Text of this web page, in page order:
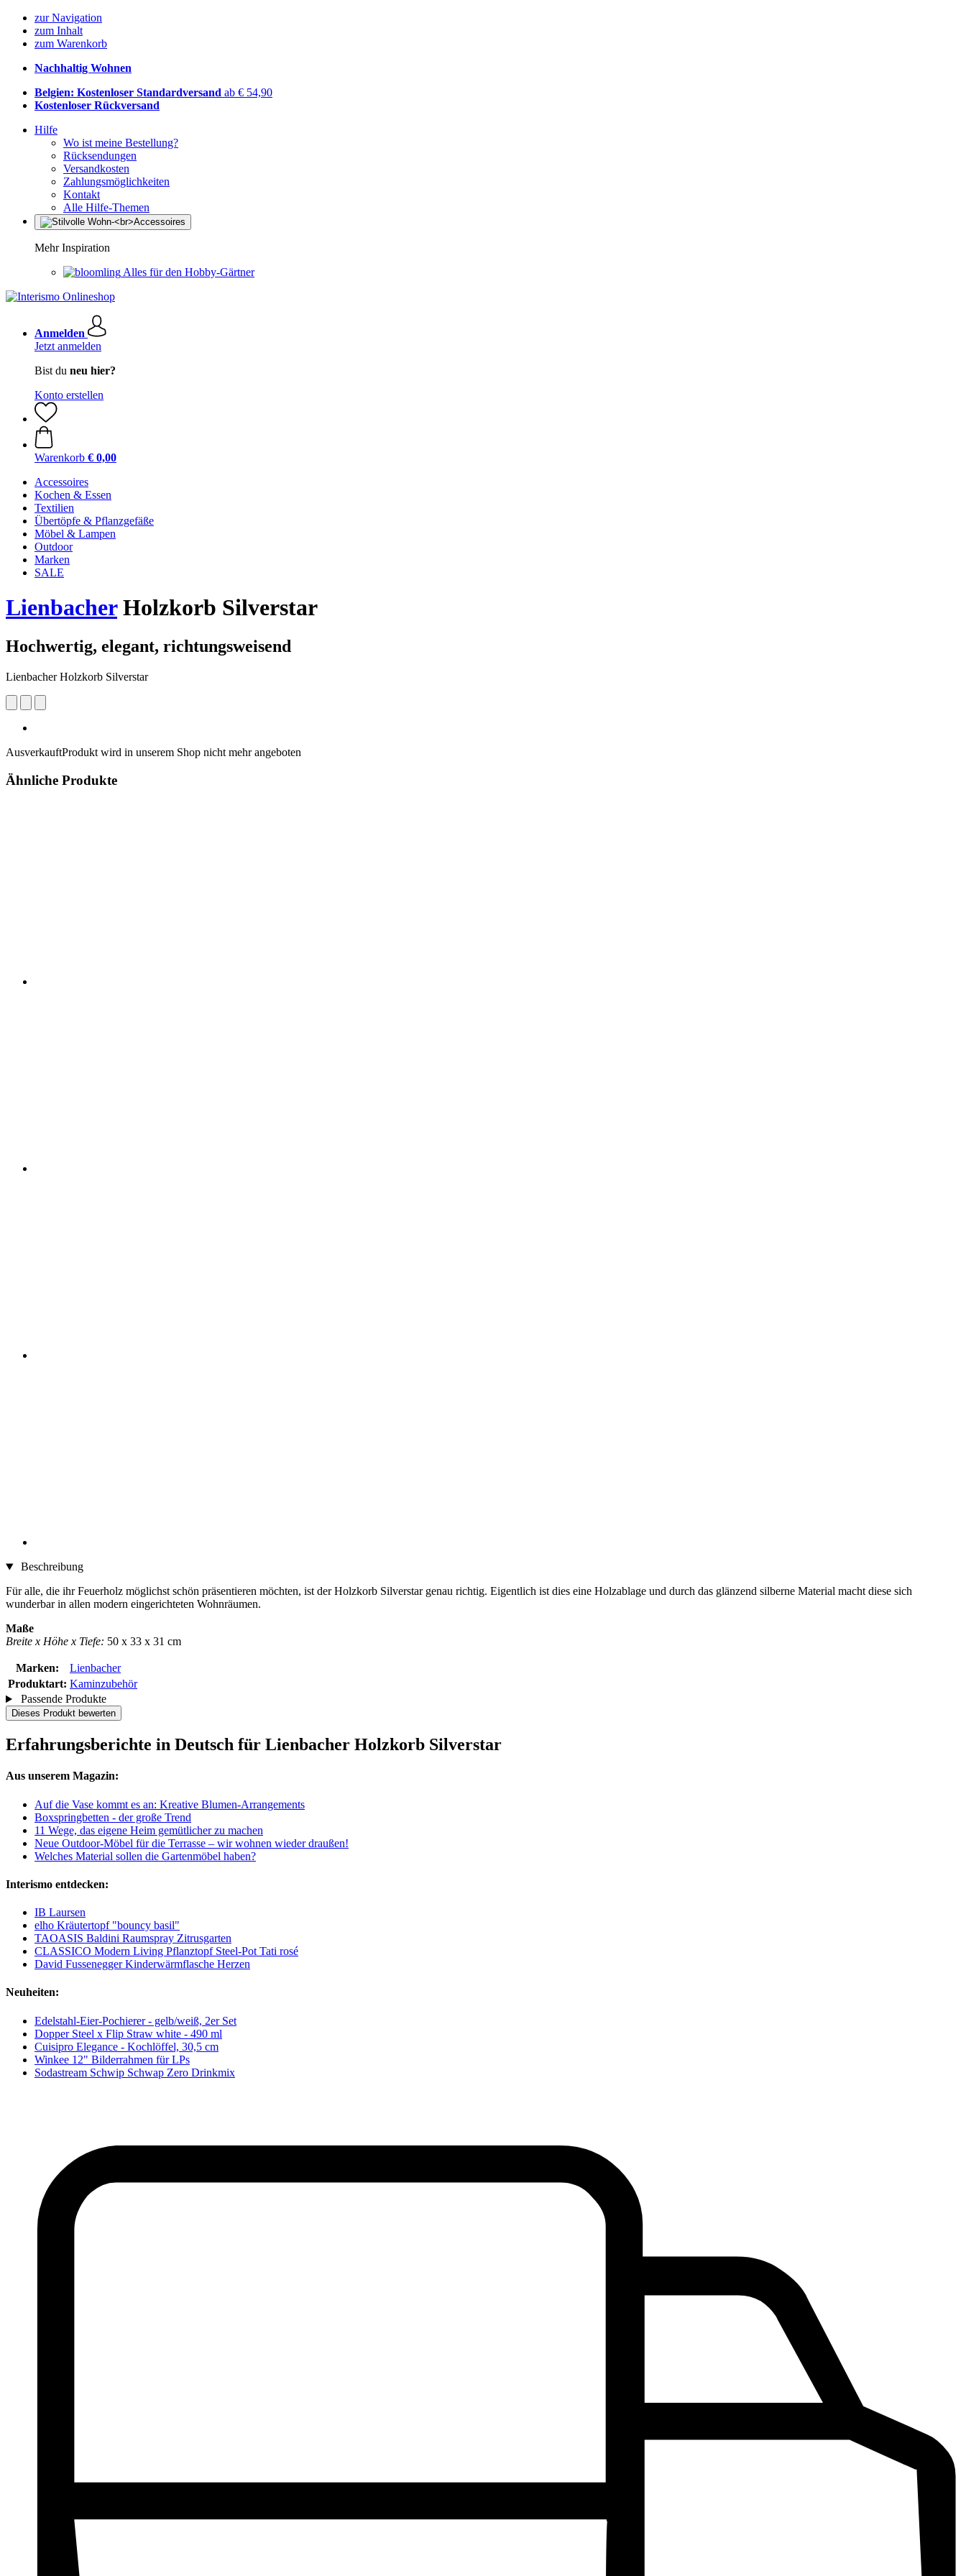
zur Navigation
zum Inhalt
zum Warenkorb
Nachhaltig Wohnen
Belgien: Kostenloser Standardversand ab € 54,90
Kostenloser Rückversand
Hilfe
Wo ist meine Bestellung?
Rücksendungen
Versandkosten
Zahlungsmöglichkeiten
Kontakt
Alle Hilfe-Themen
Mehr Inspiration
Alles für den Hobby-Gärtner
Anmelden
Jetzt anmelden
Bist du neu hier?
Konto erstellen
Warenkorb € 0,00
Accessoires
Kochen & Essen
Textilien
Übertöpfe & Pflanzgefäße
Möbel & Lampen
Outdoor
Marken
SALE
LienbacherHolzkorb Silverstar
Hochwertig, elegant, richtungsweisend
Lienbacher Holzkorb Silverstar
AusverkauftProdukt wird in unserem Shop nicht mehr angeboten
Ähnliche Produkte
Beschreibung
Für alle, die ihr Feuerholz möglichst schön präsentieren möchten, ist der Holzkorb Silverstar genau richtig. Eigentlich ist dies eine Holzablage und durch das glänzend silberne Material macht diese sich
wunderbar in allen modern eingerichteten Wohnräumen.
Maße
Breite x Höhe x Tiefe: 50 x 33 x 31 cm
Marken:
Lienbacher
Produktart: Kaminzubehör
Passende Produkte
Dieses Produkt bewerten
Erfahrungsberichte in Deutsch für Lienbacher Holzkorb Silverstar
Aus unserem Magazin:
Auf die Vase kommt es an: Kreative Blumen-Arrangements
Boxspringbetten - der große Trend
11 Wege, das eigene Heim gemütlicher zu machen
Neue Outdoor-Möbel für die Terrasse – wir wohnen wieder draußen!
Welches Material sollen die Gartenmöbel haben?
Interismo entdecken:
IB Laursen
elho Kräutertopf "bouncy basil"
TAOASIS Baldini Raumspray Zitrusgarten
CLASSICO Modern Living Pflanztopf Steel-Pot Tati rosé
David Fussenegger Kinderwärmflasche Herzen
Neuheiten:
Edelstahl-Eier-Pochierer - gelb/weiß, 2er Set
Dopper Steel x Flip Straw white - 490 ml
Cuisipro Elegance - Kochlöffel, 30,5 cm
Winkee 12" Bilderrahmen für LPs
Sodastream Schwip Schwap Zero Drinkmix